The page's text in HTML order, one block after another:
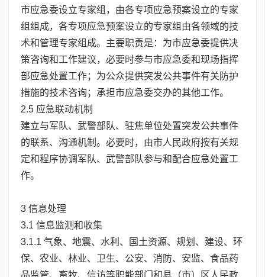
市应急委设立专家组，由各专项应急预案设立的专家
组组成，各专项应急预案设立的专家组由各领域的技
术和管理专家组成。主要职责是：为市应急委提供决
策咨询和工作建议，必要时参与市应急委和现场指挥
部应急处置工作；为公众提供突发公共事件有关防护
措施的技术咨询；承担市应急委交办的其他工作。
2.5 应急联动机制
建立与军队、武警部队、驻焦单位处置突发公共事件
的联系、沟通机制。必要时，由市人民政府按有关规
定和程序协调军队、武警部队参与和配合应急处置工
作。
3 信息处理
3.1 信息监测和收集
3.1.1 气象、地震、水利、国土资源、规划、建设、环
保、农业、林业、卫生、公安、消防、安监、食品药